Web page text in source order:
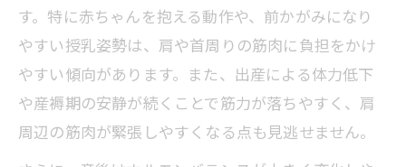
す。特に赤ちゃんを抱える動作や、前かがみになり
やすい授乳姿勢は、肩や首周りの筋肉に負担をかけ
やすい傾向があります。また、出産による体力低下
や産褥期の安静が続くことで筋力が落ちやすく、肩
周辺の筋肉が緊張しやすくなる点も見逃せません。